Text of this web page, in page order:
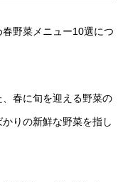
野菜メニュー10選につ
春に旬を迎える野菜の
りの新鮮な野菜を指し